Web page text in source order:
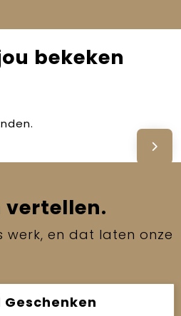
bekeken
vertellen.
werk, en dat laten onze